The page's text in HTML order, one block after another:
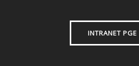
INTRANET PGE